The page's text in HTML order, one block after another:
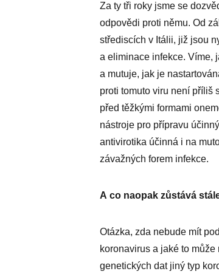
Za ty tři roky jsme se
odpovědi proti němu. Od
střediscích v Itálii, již jsou
a eliminace infekce. Víme,
a mutuje, jak je
proti tomuto viru není příliš
před těžkými formami
nástroje pro přípravu
antivirotika účinná i na
závažných forem infekce.
A co naopak zůstává
Otázka, zda nebude mít
koronavirus a jaké to
genetických dat jiný typ